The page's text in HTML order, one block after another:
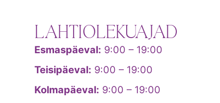
LAHTIOLEKUAJAD
Esmaspäeval: 9:00 – 19:00
Teisipäeval: 9:00 – 19:00
Kolmapäeval: 9:00 – 19:00